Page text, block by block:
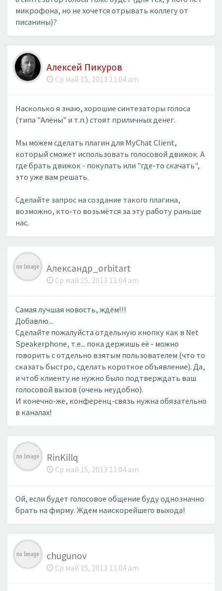
микрофона, но не хочется отрывать коллегу от
писанины)?
Алексей Пикуров
Ср май 15, 2013 11:04 am
Насколько я знаю, хорошие синтезаторы голоса
(типа "Алёны" и т.п.) стоят приличных денег.
Мы можем сделать плагин для MyChat Client,
который сможет использовать голосовой движок. А
где брать движок - покупать или "где-то скачать",
это уже вам решать.
Сделайте запрос на создание такого плагина,
возможно, кто-то возьмётся за эту работу раньше
нас.
Александр_orbitart
Ср май 15, 2013 11:04 am
Самая лучшая новость, ждём!!!
Добавлю...
Сделайте пожалуйста отдельную кнопку как в Net
Speakerphone, т.е... пока держишь её - можно
говорить с отдельно взятым пользователем (что то
сказать быстро, сделать короткое объявление). Да,
и чтоб клиенту не нужно было подтверждать ваш
голосовой вызов (очень неудобно).
И конечно-же, конференц-связь нужна обязательно
в каналах!
RinKillq
Ср май 15, 2013 11:04 am
Ой, если будет голосовое общение буду однозначно
брать на фирму. Ждем наискорейшего выхода!
chugunov
Ср май 15, 2013 11:04 am